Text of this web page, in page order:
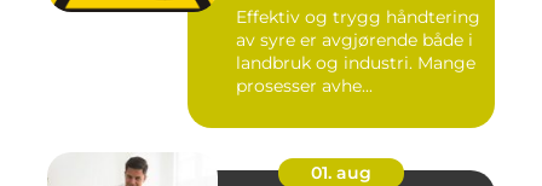
Effektiv og trygg håndtering
av syre er avgjørende både i
landbruk og industri. Mange
prosesser avhe...
01. aug